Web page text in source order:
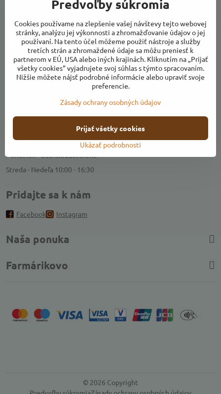
Odoberať naše novinky:
Odoberať
Chcem sa prihlásiť k odberu noviniek e-mailom
Otváracie hodiny
Predajňa
Pondelok - Utorok: Zatvorené
Streda - Nedeľa 10:00 - 16:30
Pridajte sa k nám
Facebook Instagram
Naša ponuka
Farmárikovo
© 2026 Copyright
Predvoľby súkromia
Cookies používame na zlepšenie vašej návštevy tejto webovej
stránky, analýzu jej výkonnosti a zhromažďovanie údajov o jej
používaní. Na tento účel môžeme použiť nástroje a služby
tretích strán a zhromaždené údaje sa môžu preniesť k
partnerom v EÚ, USA alebo iných krajinách. Kliknutím na „Prijať
všetky cookies“ vyjadrujete svoj súhlas s týmto spracovaním.
Nižšie môžete nájsť podrobné informácie alebo upraviť svoje
preferencie.
Zásady ochrany osobných údajov
Ukázať podrobnosti
Prijať všetky cookies